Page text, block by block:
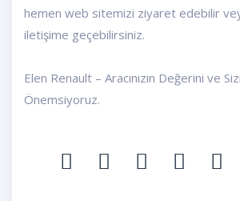
hemen web sitemizi ziyaret edebilir
iletişime geçebilirsiniz.
Elen Renault – Aracınızın Değerini ve
Önemsiyoruz.